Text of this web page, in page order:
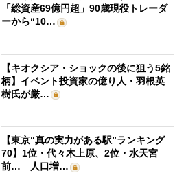
「総資産69億円超」90歳現役トレーダ
ーから“10…
【キオクシア・ショックの後に狙う5銘
柄】イベント投資家の億り人・羽根英
樹氏が厳…
【東京“真の実力がある駅”ランキング
70】1位・代々木上原、2位・水天宮
前… 人口増…